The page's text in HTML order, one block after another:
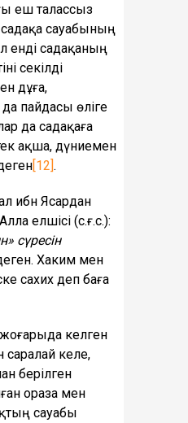
еш талассыз
садақа сауабының
енді садақаның
секілді
дұға,
пайдасы өліге
да садақаға
ақша, дүниемен
[12].
ибн Ясардан
елшісі (с.ғ.с.):
сүресін
Хаким мен
сахих деп баға
келген
саралай келе,
берілген
ораза мен
сауабы